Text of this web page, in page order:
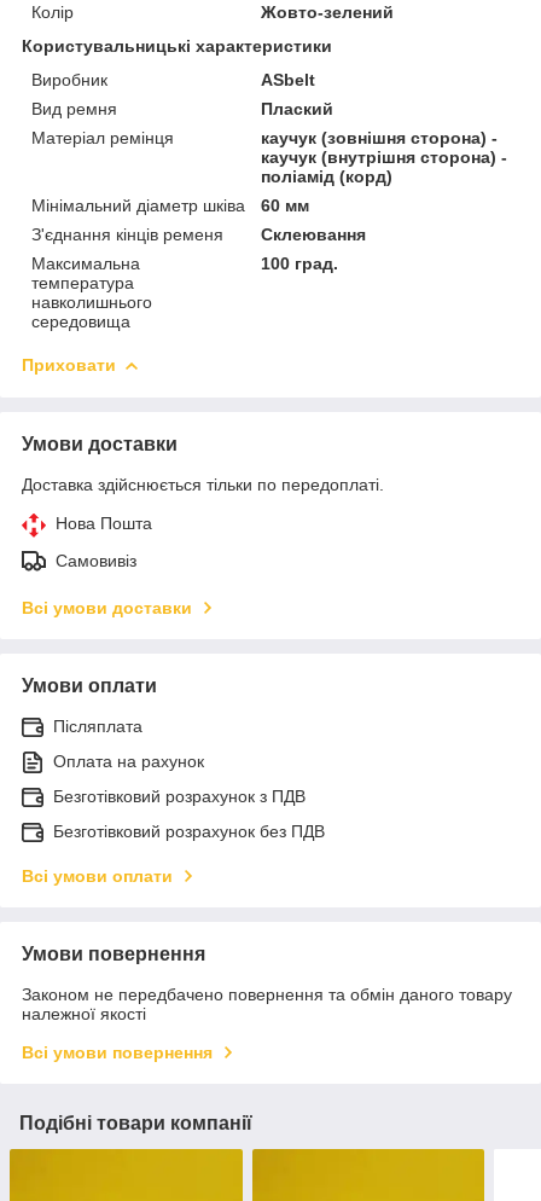
Колір
Жовто-зелений
Користувальницькі характеристики
Виробник
ASbelt
Вид ремня
Плаский
Матеріал ремінця
каучук (зовнішня сторона) -
каучук (внутрішня сторона) -
поліамід (корд)
Мінімальний діаметр шківа
60 мм
З'єднання кінців ременя
Склеювання
Максимальна
температура
навколишнього
середовища
100 град.
Приховати
Умови доставки
Доставка здійснюється тільки по передоплаті.
Нова Пошта
Самовивіз
Всі умови доставки
Умови оплати
Післяплата
Оплата на рахунок
Безготівковий розрахунок з ПДВ
Безготівковий розрахунок без ПДВ
Всі умови оплати
Умови повернення
Законом не передбачено повернення та обмін даного товару
належної якості
Всі умови повернення
Подібні товари компанії